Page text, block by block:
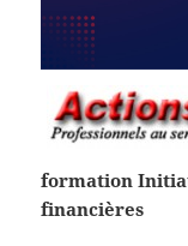
formation
financières